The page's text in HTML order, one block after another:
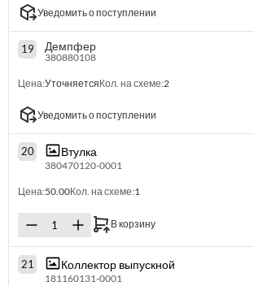
Уведомить о поступлении
19 Демпфер
380880108
Цена:УточняетсяКол. на схеме:2
Уведомить о поступлении
20 Втулка
380470120-0001
Цена:50.00Кол. на схеме:1
В корзину
21 Коллектор выпускной
181160131-0001